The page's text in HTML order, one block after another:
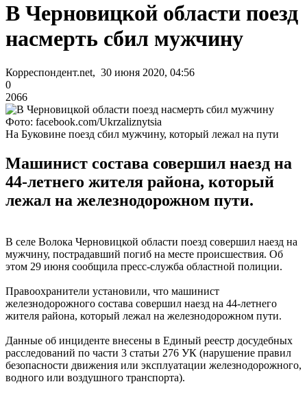
В Черновицкой области поезд
насмерть сбил мужчину
Корреспондент.net, 30 июня 2020, 04:56
0
2066
Фото: facebook.com/Ukrzaliznytsia
На Буковине поезд сбил мужчину, который лежал на пути
Машинист состава совершил наезд на
44-летнего жителя района, который
лежал на железнодорожном пути.
В селе Волока Черновицкой области поезд совершил наезд на
мужчину, пострадавший погиб на месте происшествия. Об
этом 29 июня сообщила пресс-служба областной полиции.
Правоохранители установили, что машинист
железнодорожного состава совершил наезд на 44-летнего
жителя района, который лежал на железнодорожном пути.
Данные об инциденте внесены в Единый реестр досудебных
расследований по части 3 статьи 276 УК (нарушение правил
безопасности движения или эксплуатации железнодорожного,
водного или воздушного транспорта).